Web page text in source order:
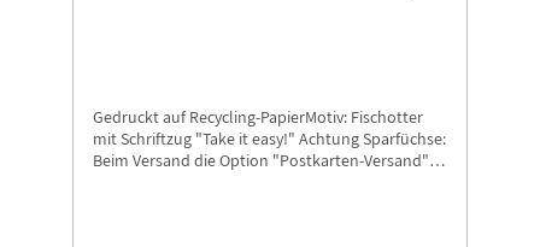
Gedruckt auf Recycling-PapierMotiv: Fischotter
mit Schriftzug "Take it easy!" Achtung Sparfüchse:
Beim Versand die Option "Postkarten-Versand"